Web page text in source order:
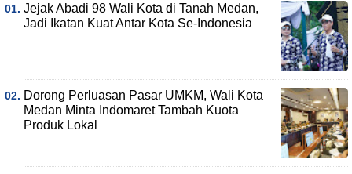
Jejak Abadi 98 Wali Kota di Tanah Medan,
Jadi Ikatan Kuat Antar Kota Se-Indonesia
Dorong Perluasan Pasar UMKM, Wali Kota
Medan Minta Indomaret Tambah Kuota
Produk Lokal